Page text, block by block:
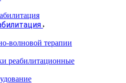
волновой терапии
реабилитационные